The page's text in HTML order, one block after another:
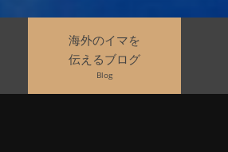
海外のイマを
伝えるブログ
Blog